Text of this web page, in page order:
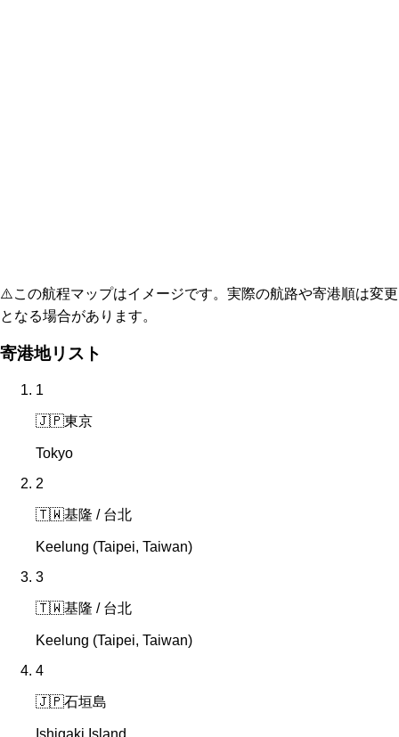
⚠️この航程マップはイメージです。実際の航路や寄港順は変更
となる場合があります。
寄港地リスト
1
🇯🇵東京
Tokyo
2
🇹🇼基隆 / 台北
Keelung (Taipei, Taiwan)
3
🇹🇼基隆 / 台北
Keelung (Taipei, Taiwan)
4
🇯🇵石垣島
Ishigaki Island